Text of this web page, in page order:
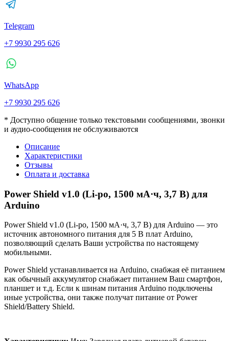
Telegram
+7 9930 295 626
WhatsApp
+7 9930 295 626
* Доступно общение только текстовыми сообщениями, звонки
и аудио-сообщения не обслуживаются
Описание
Характеристики
Отзывы
Оплата и доставка
Power Shield v1.0 (Li-po, 1500 мА·ч, 3,7 В) для
Arduino
Power Shield v1.0 (Li-po, 1500 мА·ч, 3,7 В) для Arduino — это
источник автономного питания для 5 В плат Arduino,
позволяющий сделать Ваши устройства по настоящему
мобильными.
Power Shield устанавливается на Arduino, снабжая её питанием
как обычный аккумулятор снабжает питанием Ваш смартфон,
планшет и т.д. Если к шинам питания Arduino подключены
иные устройства, они также получат питание от Power
Shield/Battery Shield.